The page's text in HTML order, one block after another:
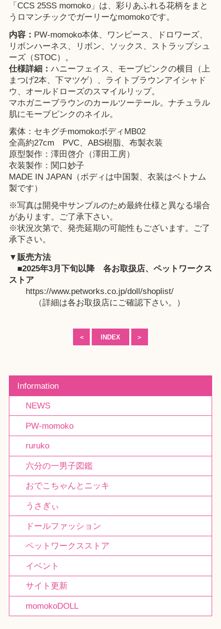
「CCS 25SS momoko」は、彩りあふれる花柄をまと
うロマンチックでガーリーなmomokoです。
内容： PW-momoko本体、ワンピース、ドロワーズ、
リボンハーネス、リボン、ソックス、ストラップシュ
ーズ（STOC）。
仕様詳細： ハニーフェイス、モーブピンクの横目（上
まつげ2本、下マツゲ）、ライトブラウンアイシャド
ウ、オールドローズのスマイルリップ。
マホガニーブラウンのカールツーテール。ナチュラル
肌にモーブピンクのネイル。
素体：セキグチmomokoボディMB02
全高約27cm PVC、ABS樹脂、布製衣装
原型製作：澤田啓介（澤田工房）
衣装製作：関口妙子
MADE IN JAPAN（ボディは中国製、衣装はベトナム
製です）
※写真は開発中サンプルのため最終仕様と異なる場合
があります。ご了承下さい。
※状況次第で、発売延期の可能性もございます。ご了
承下さい。
▼販売方法
■2025年3月下旬以降 各お取扱店、 ペットワークス
ストア
https://www.petworks.co.jp/doll/shoplist/
（詳細は各お取扱店にご確認下さい。）
＜ INDEX ＞
Information
NEWS
PW-momoko
ruruko
六分の一男子図鑑
おでこちゃんとニッキ
うさぎぃ
ドールファッション
ペットワークスストア
イベント
サイト更新
momokoDOLL